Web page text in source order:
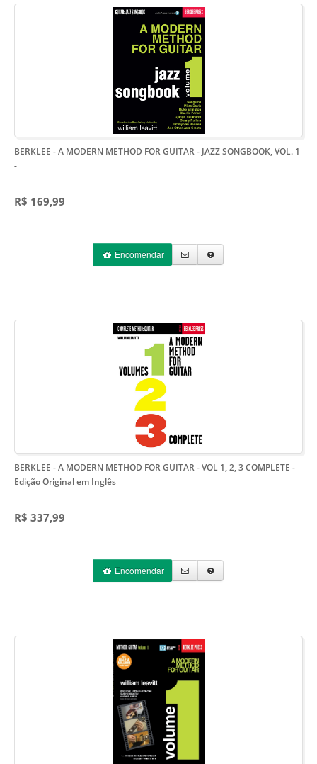
BERKLEE - A MODERN METHOD FOR GUITAR - JAZZ SONGBOOK, VOL. 1
-
R$ 169,99
Encomendar
BERKLEE - A MODERN METHOD FOR GUITAR - VOL 1, 2, 3 COMPLETE -
Edição Original em Inglês
R$ 337,99
Encomendar